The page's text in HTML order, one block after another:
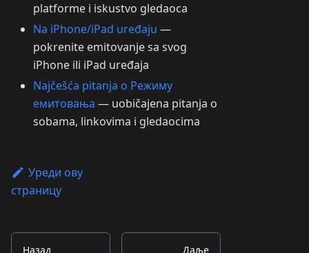
platforme i iskustvo gledaoca
Na iPhone/iPad uređaju —
pokrenite emitovanje sa svog
iPhone ili iPad uređaja
Najčešća pitanja o Режиму
емитовања — uobičajena pitanja o
sobama, linkovima i gledaocima
Уреди ову
страницу
Назад Даље